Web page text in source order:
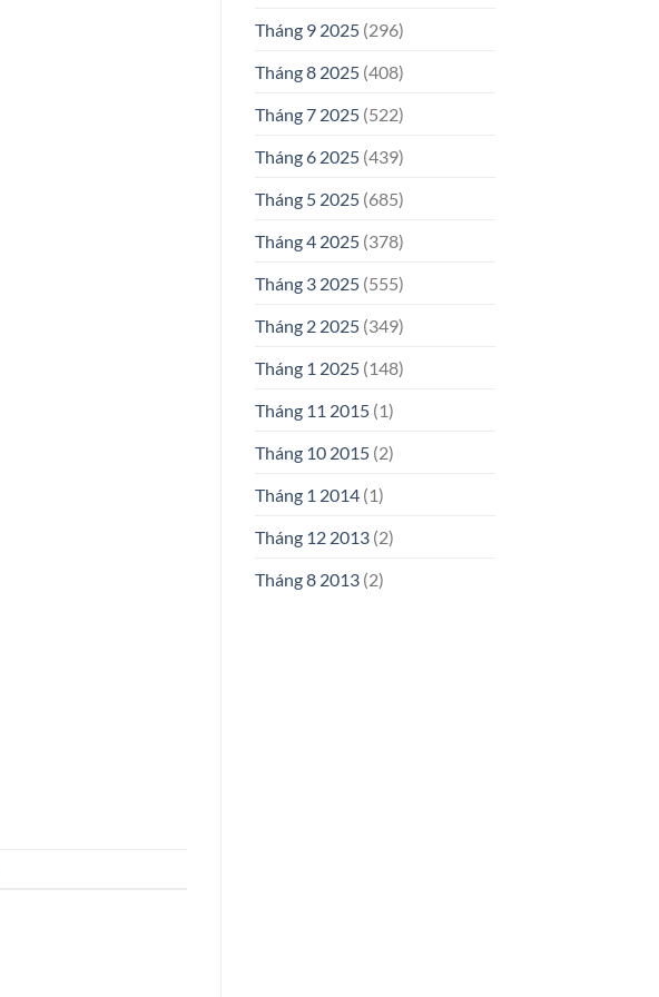
Tháng 9 2025(296)
Tháng 8 2025(408)
Tháng 7 2025(522)
Tháng 6 2025(439)
Tháng 5 2025(685)
Tháng 4 2025(378)
Tháng 3 2025(555)
Tháng 2 2025(349)
Tháng 1 2025(148)
Tháng 11 2015(1)
Tháng 10 2015(2)
Tháng 1 2014(1)
Tháng 12 2013(2)
Tháng 8 2013(2)